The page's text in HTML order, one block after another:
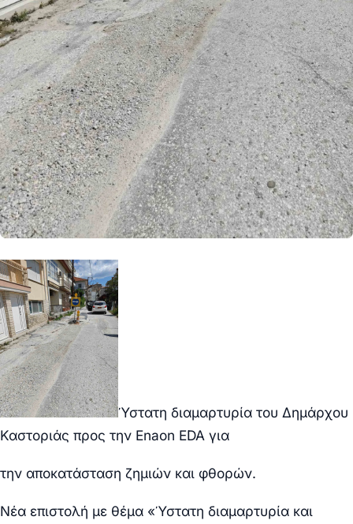
Ύστατη διαμαρτυρία του Δημάρχου
Καστοριάς προς την Enaon EDA για
την αποκατάσταση ζημιών και φθορών.
Νέα επιστολή με θέμα «Ύστατη διαμαρτυρία και